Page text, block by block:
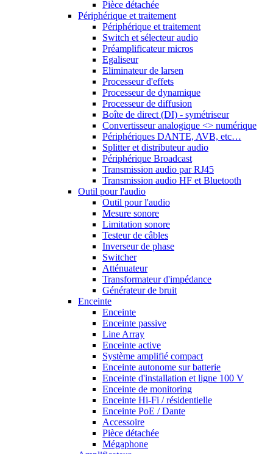
Pièce détachée
Périphérique et traitement
Périphérique et traitement
Switch et sélecteur audio
Préamplificateur micros
Egaliseur
Eliminateur de larsen
Processeur d'effets
Processeur de dynamique
Processeur de diffusion
Boîte de direct (DI) - symétriseur
Convertisseur analogique <> numérique
Périphériques DANTE, AVB, etc…
Splitter et distributeur audio
Périphérique Broadcast
Transmission audio par RJ45
Transmission audio HF et Bluetooth
Outil pour l'audio
Outil pour l'audio
Mesure sonore
Limitation sonore
Testeur de câbles
Inverseur de phase
Switcher
Atténuateur
Transformateur d'impédance
Générateur de bruit
Enceinte
Enceinte
Enceinte passive
Line Array
Enceinte active
Système amplifié compact
Enceinte autonome sur batterie
Enceinte d'installation et ligne 100 V
Enceinte de monitoring
Enceinte Hi-Fi / résidentielle
Enceinte PoE / Dante
Accessoire
Pièce détachée
Mégaphone